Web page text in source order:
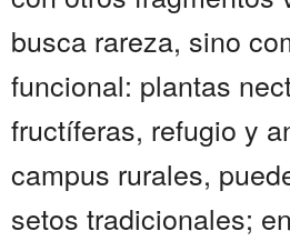
busca rareza, sino
funcional: plantas
fructíferas, refugio y
campus rurales,
setos tradicionales;